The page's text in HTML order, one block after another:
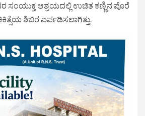
ಸಂಯುಕ್ತ ಆಶ್ರಯದಲ್ಲಿ ಉಚಿತ ಕಣ್ಣಿನ ಪೊರೆ
ಶಿಬಿರ ಏರ್ಪಡಿಸಲಾಗಿತ್ತು.